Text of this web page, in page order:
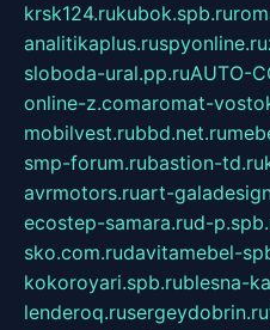
krsk124.rukubok.spb.ru
analitikaplus.ruspyonline.ru
sloboda-ural.pp.ruAUTO-
online-z.comaromat-
mobilvest.rubbd.net.ru
smp-forum.rubastion-td.ru
avrmotors.ruart-
ecostep-samara.rud-
sko.com.rudavitamebel-
kokoroyari.spb.rublesna-
lenderoq.rusergeydobrin.ru